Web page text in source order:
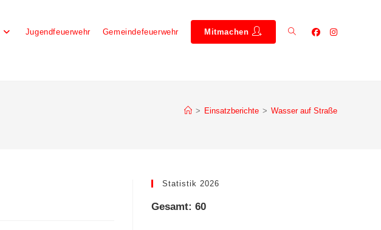
Jugendfeuerwehr Gemeindefeuerwehr Mitmachen
> Einsatzberichte > Wasser auf Straße
Statistik 2026
Gesamt: 60